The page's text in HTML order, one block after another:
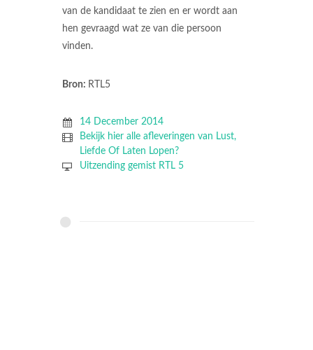
van de kandidaat te zien en er wordt aan
hen gevraagd wat ze van die persoon
vinden.
Bron: RTL5
14 December 2014
Bekijk hier alle afleveringen van Lust,
Liefde Of Laten Lopen?
Uitzending gemist RTL 5